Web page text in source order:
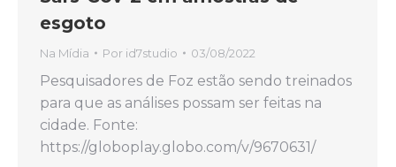
esgoto
Na Mídia Por id7studio 03/08/2022
Pesquisadores de Foz estão sendo treinados
para que as análises possam ser feitas na
cidade. Fonte:
https://globoplay.globo.com/v/9670631/